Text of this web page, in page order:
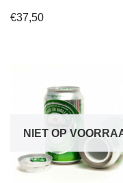
€37,50
NIET OP